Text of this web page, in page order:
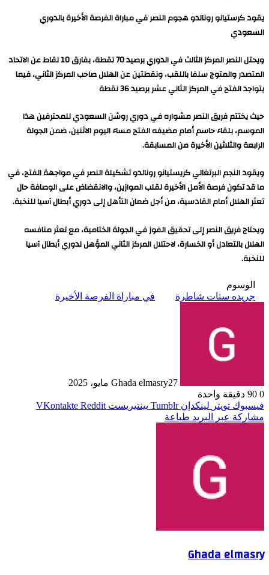
يقود كرستيانو رونالدو هجوم النصر في مباراة الفرصة الأخيرة بالدوري
السعودي
ويحتل النصر المركز الثالث في الدوري برصيد 70 نقطة، بفارق 10 نقاط عن الاتحاد
المتصدر والمتوج سلفا باللقب، ونقطتين عن الهلال صاحب المركز الثاني، فيما
يتواجد الفتح في المركز الثاني عشر برصيد 36 نقطة
حيث يختتم فريق النصر مشواره في دوري روشن السعودي للمحترفين هذا
الموسم، بلقاء حاسم أمام مضيفه الفتح مساء اليوم الاثنين، ضمن الجولة
الرابعة والثلاثين الأخيرة من المسابقة.
ويقود النجم البرتغالي كريستيانو رونالدو تشكيلة النصر في مواجهة الفتح، في
ما قد تكون فرصة الأمل الأخيرة لقلب الموازين، والانقضاض على الوصافة حال
تعثر الهلال أمام القادسية، من أجل ضمان التأهل إلى دوري أبطال آسيا للنخبة.
ويحتاج فريق النصر إلى تحقيق الفوز في الجولة الختامية، مع تعثر منافسه
الهلال بالتعادل أو الخسارة، لاحتلال المركز الثاني المؤهل لدوري أبطال آسيا
للنخبة.
الوسوم
جريده ستات شاطرة
في مباراة الفرصة الأخيرة
Ghada elmasry27 مايو، 2025
0
دقيقة واحدة
فيسبوك تويتر لينكدإن بينتيريست
مشاركة عبر البريد طباعة
Ghada elmasry